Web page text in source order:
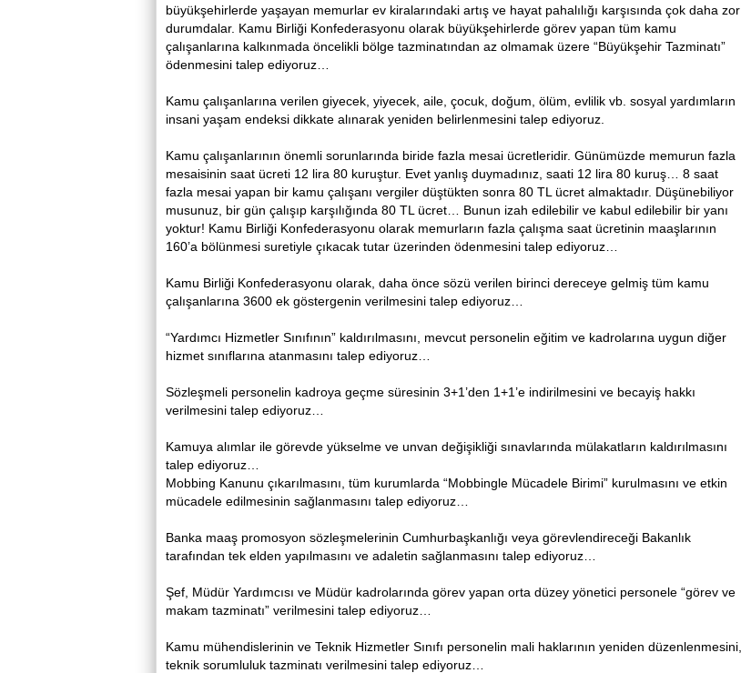
büyükşehirlerde yaşayan memurlar ev kiralarındaki artış ve hayat pahalılığı karşısında çok daha zor
durumdalar. Kamu Birliği Konfederasyonu olarak büyükşehirlerde görev yapan tüm kamu
çalışanlarına kalkınmada öncelikli bölge tazminatından az olmamak üzere “Büyükşehir Tazminatı”
ödenmesini talep ediyoruz…
Kamu çalışanlarına verilen giyecek, yiyecek, aile, çocuk, doğum, ölüm, evlilik vb. sosyal yardımların
insani yaşam endeksi dikkate alınarak yeniden belirlenmesini talep ediyoruz.
Kamu çalışanlarının önemli sorunlarında biride fazla mesai ücretleridir. Günümüzde memurun fazla
mesaisinin saat ücreti 12 lira 80 kuruştur. Evet yanlış duymadınız, saati 12 lira 80 kuruş… 8 saat
fazla mesai yapan bir kamu çalışanı vergiler düştükten sonra 80 TL ücret almaktadır. Düşünebiliyor
musunuz, bir gün çalışıp karşılığında 80 TL ücret… Bunun izah edilebilir ve kabul edilebilir bir yanı
yoktur! Kamu Birliği Konfederasyonu olarak memurların fazla çalışma saat ücretinin maaşlarının
160’a bölünmesi suretiyle çıkacak tutar üzerinden ödenmesini talep ediyoruz…
Kamu Birliği Konfederasyonu olarak, daha önce sözü verilen birinci dereceye gelmiş tüm kamu
çalışanlarına 3600 ek göstergenin verilmesini talep ediyoruz…
“Yardımcı Hizmetler Sınıfının” kaldırılmasını, mevcut personelin eğitim ve kadrolarına uygun diğer
hizmet sınıflarına atanmasını talep ediyoruz…
Sözleşmeli personelin kadroya geçme süresinin 3+1’den 1+1’e indirilmesini ve becayiş hakkı
verilmesini talep ediyoruz…
Kamuya alımlar ile görevde yükselme ve unvan değişikliği sınavlarında mülakatların kaldırılmasını
talep ediyoruz…
Mobbing Kanunu çıkarılmasını, tüm kurumlarda “Mobbingle Mücadele Birimi” kurulmasını ve etkin
mücadele edilmesinin sağlanmasını talep ediyoruz…
Banka maaş promosyon sözleşmelerinin Cumhurbaşkanlığı veya görevlendireceği Bakanlık
tarafından tek elden yapılmasını ve adaletin sağlanmasını talep ediyoruz…
Şef, Müdür Yardımcısı ve Müdür kadrolarında görev yapan orta düzey yönetici personele “görev ve
makam tazminatı” verilmesini talep ediyoruz…
Kamu mühendislerinin ve Teknik Hizmetler Sınıfı personelin mali haklarının yeniden düzenlenmesini,
teknik sorumluluk tazminatı verilmesini talep ediyoruz…